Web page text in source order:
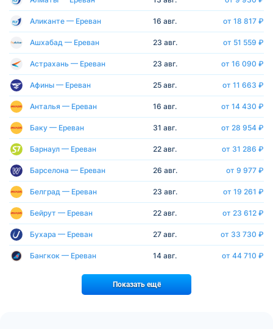
Аликанте — Ереван 16 авг. от 18 817 ₽
Ашхабад — Ереван 23 авг. от 51 559 ₽
Астрахань — Ереван 23 авг. от 16 090 ₽
Афины — Ереван 25 авг. от 11 663 ₽
Анталья — Ереван 16 авг. от 14 430 ₽
Баку — Ереван 31 авг. от 28 954 ₽
Барнаул — Ереван 22 авг. от 31 286 ₽
Барселона — Ереван 26 авг. от 9 977 ₽
Белград — Ереван 23 авг. от 19 261 ₽
Бейрут — Ереван 22 авг. от 23 612 ₽
Бухара — Ереван 27 авг. от 33 730 ₽
Бангкок — Ереван 14 авг. от 44 710 ₽
Показать ещё